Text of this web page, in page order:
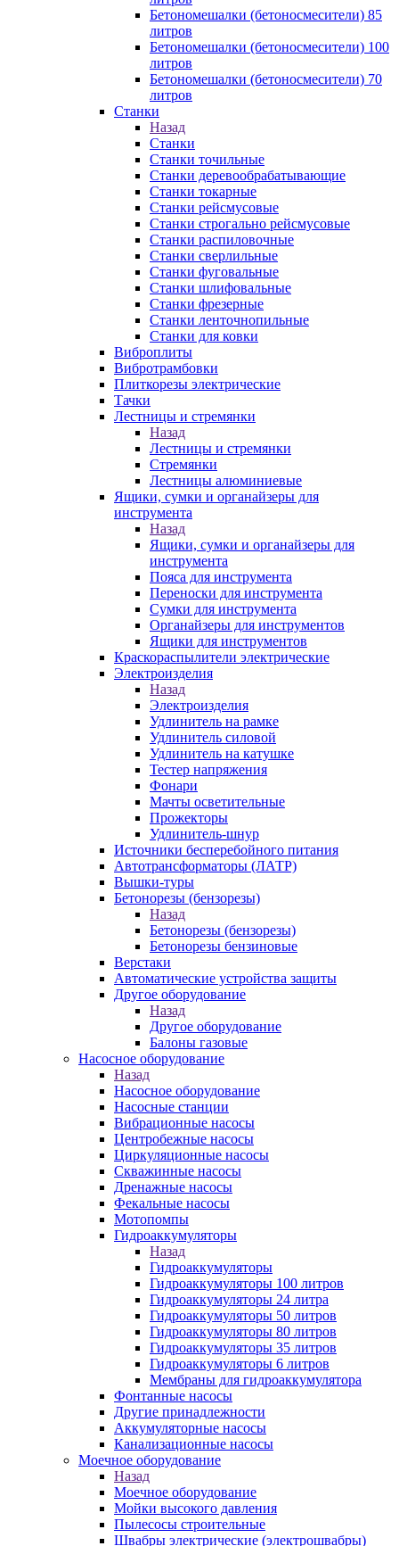
Бетономешалки (бетоносмесители) 85
литров
Бетономешалки (бетоносмесители) 100
литров
Бетономешалки (бетоносмесители) 70
литров
Станки
Назад
Станки
Станки точильные
Станки деревообрабатывающие
Станки токарные
Станки рейсмусовые
Станки строгально рейсмусовые
Станки распиловочные
Станки сверлильные
Станки фуговальные
Станки шлифовальные
Станки фрезерные
Станки ленточнопильные
Станки для ковки
Виброплиты
Вибротрамбовки
Плиткорезы электрические
Тачки
Лестницы и стремянки
Назад
Лестницы и стремянки
Стремянки
Лестницы алюминиевые
Ящики, сумки и органайзеры для
инструмента
Назад
Ящики, сумки и органайзеры для
инструмента
Пояса для инструмента
Переноски для инструмента
Сумки для инструмента
Органайзеры для инструментов
Ящики для инструментов
Краскораспылители электрические
Электроизделия
Назад
Электроизделия
Удлинитель на рамке
Удлинитель силовой
Удлинитель на катушке
Тестер напряжения
Фонари
Мачты осветительные
Прожекторы
Удлинитель-шнур
Источники бесперебойного питания
Автотрансформаторы (ЛАТР)
Вышки-туры
Бетонорезы (бензорезы)
Назад
Бетонорезы (бензорезы)
Бетонорезы бензиновые
Верстаки
Автоматические устройства защиты
Другое оборудование
Назад
Другое оборудование
Балоны газовые
Насосное оборудование
Назад
Насосное оборудование
Насосные станции
Вибрационные насосы
Центробежные насосы
Циркуляционные насосы
Скважинные насосы
Дренажные насосы
Фекальные насосы
Мотопомпы
Гидроаккумуляторы
Назад
Гидроаккумуляторы
Гидроаккумуляторы 100 литров
Гидроаккумуляторы 24 литра
Гидроаккумуляторы 50 литров
Гидроаккумуляторы 80 литров
Гидроаккумуляторы 35 литров
Гидроаккумуляторы 6 литров
Мембраны для гидроаккумулятора
Фонтанные насосы
Другие принадлежности
Аккумуляторные насосы
Канализационные насосы
Моечное оборудование
Назад
Моечное оборудование
Мойки высокого давления
Пылесосы строительные
Швабры электрические (электрошвабры)